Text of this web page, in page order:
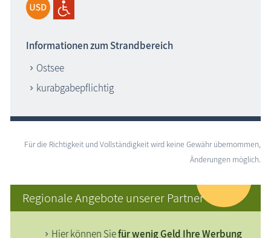
Informationen zum Strandbereich
Ostsee
kurabgabepflichtig
Für die Richtigkeit und Vollständigkeit wird keine Gewähr übernommen,
Änderungen möglich.
Regionale Angebote unserer Partner
Hier können Siefür wenig Geld Ihre Werbung